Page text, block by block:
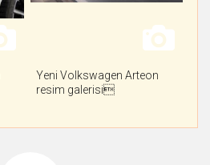
Yeni Volkswagen Arteon
resim galerisi